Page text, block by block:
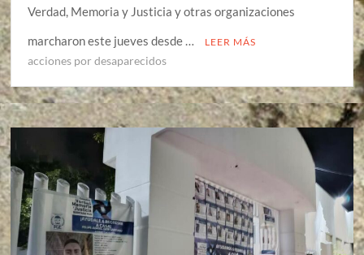
Verdad, Memoria y Justicia y otras organizaciones
marcharon este jueves desde …
LEER MÁS
acciones por desaparecidos